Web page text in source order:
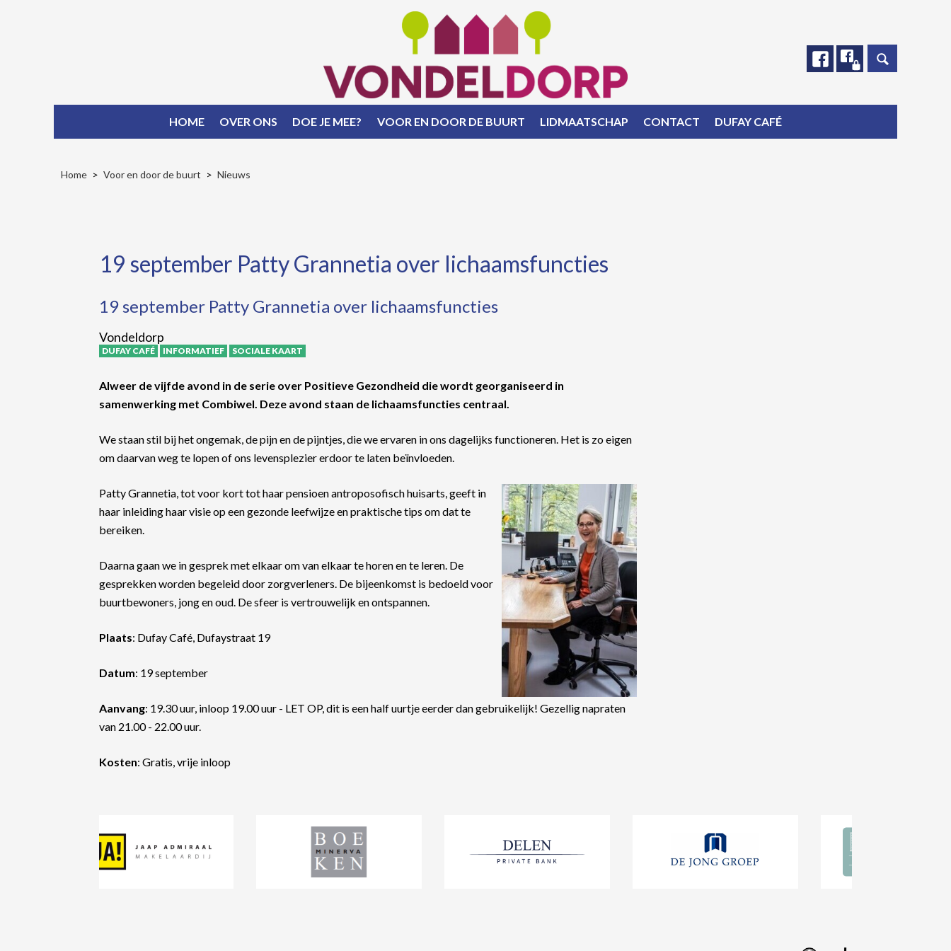
FacebookFacebook
HOME OVER ONS DOE JE MEE? VOOR EN DOOR DE BUURT LIDMAATSCHAP CONTACT DUFAY CAFÉ
Home Voor en door de buurt Nieuws
19 september Patty Grannetia over lichaamsfuncties
19 september Patty Grannetia over lichaamsfuncties
Vondeldorp
DUFAY CAFÉ INFORMATIEF SOCIALE KAART
Alweer de vijfde avond in de serie over Positieve Gezondheid die wordt georganiseerd in
samenwerking met Combiwel. Deze avond staan de lichaamsfuncties centraal.
We staan stil bij het ongemak, de pijn en de pijntjes, die we ervaren in ons dagelijks functioneren. Het is zo eigen
om daarvan weg te lopen of ons levensplezier erdoor te laten beïnvloeden.
Patty Grannetia, tot voor kort tot haar pensioen antroposofisch huisarts, geeft in
haar inleiding haar visie op een gezonde leefwijze en praktische tips om dat te
bereiken.
Daarna gaan we in gesprek met elkaar om van elkaar te horen en te leren. De
gesprekken worden begeleid door zorgverleners. De bijeenkomst is bedoeld voor
buurtbewoners, jong en oud. De sfeer is vertrouwelijk en ontspannen.
Plaats: Dufay Café, Dufaystraat 19
Datum: 19 september
Aanvang: 19.30 uur, inloop 19.00 uur - LET OP, dit is een half uurtje eerder dan gebruikelijk! Gezellig napraten
van 21.00 - 22.00 uur.
Kosten: Gratis, vrije inloop